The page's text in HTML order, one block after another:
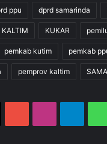
ppu dprd samarinda
KALTIM KUKAR
pemkab kutim pemkab
pemprov kaltim